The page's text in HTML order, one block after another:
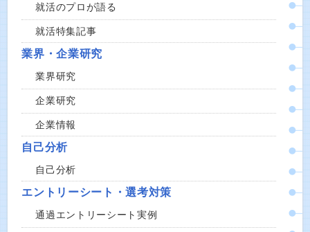
就活のプロが語る
就活特集記事
業界・企業研究
業界研究
企業研究
企業情報
自己分析
自己分析
エントリーシート・選考対策
通過エントリーシート実例